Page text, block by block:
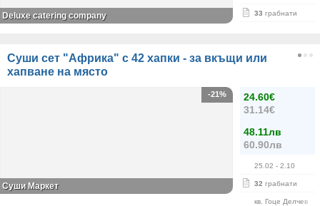
33 грабнати
Deluxe catering company
Суши сет "Африка" с 42 хапки - за вкъщи или
хапване на място
24.60€
31.14€
48.11лв
60.90лв
25.02 - 2.10
32 грабнати
кв. Гоце Делчев
-21%
Суши Маркет